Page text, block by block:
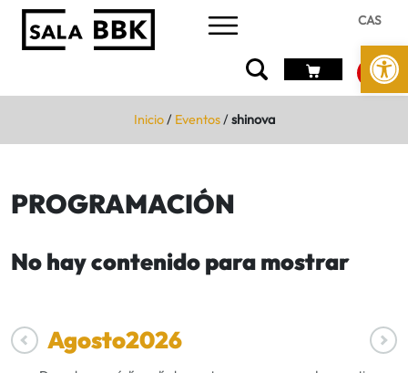
Abrir
CAS
Inicio/ Eventos/shinova
PROGRAMACIÓN
No hay contenido para mostrar
Agosto2026